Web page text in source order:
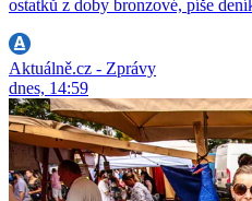
ostatků z doby bronzové, píše
Aktuálně.cz - Zprávy
dnes, 14:59